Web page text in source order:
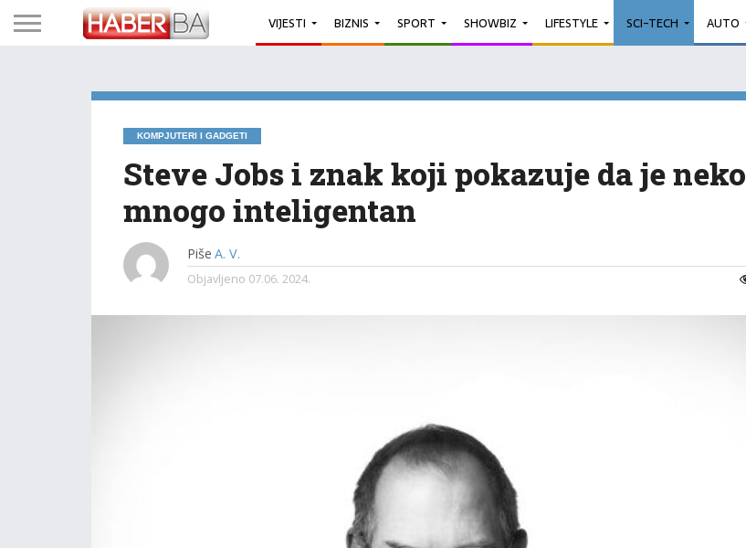
VIJESTI BIZNIS SPORT SHOWBIZ LIFESTYLE SCI-TECH AUTO
KOMPJUTERI I GADGETI
Steve Jobs i znak koji pokazuje da je neko
mnogo inteligentan
Piše A. V.
Objavljeno 07.06. 2024.